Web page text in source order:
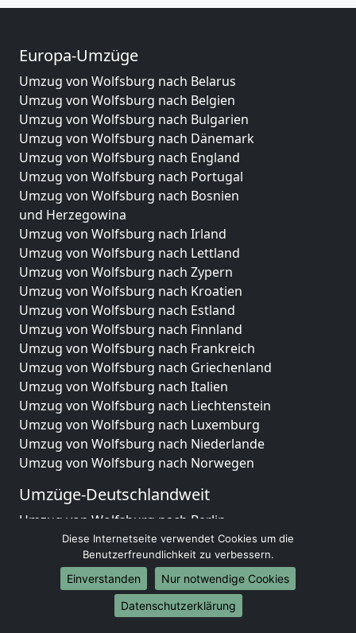
Europa-Umzüge
Umzug von Wolfsburg nach Belarus
Umzug von Wolfsburg nach Belgien
Umzug von Wolfsburg nach Bulgarien
Umzug von Wolfsburg nach Dänemark
Umzug von Wolfsburg nach England
Umzug von Wolfsburg nach Portugal
Umzug von Wolfsburg nach Bosnien
und Herzegowina
Umzug von Wolfsburg nach Irland
Umzug von Wolfsburg nach Lettland
Umzug von Wolfsburg nach Zypern
Umzug von Wolfsburg nach Kroatien
Umzug von Wolfsburg nach Estland
Umzug von Wolfsburg nach Finnland
Umzug von Wolfsburg nach Frankreich
Umzug von Wolfsburg nach Griechenland
Umzug von Wolfsburg nach Italien
Umzug von Wolfsburg nach Liechtenstein
Umzug von Wolfsburg nach Luxemburg
Umzug von Wolfsburg nach Niederlande
Umzug von Wolfsburg nach Norwegen
Umzüge-Deutschlandweit
Umzug von Wolfsburg nach Berlin
Umzug von Wolfsburg nach Hamburg
Umzug von Wolfsburg nach München
Umzug von Wolfsburg nach Köln
Umzug von Wolfsburg nach Frankfurt am Main
Umzug von Wolfsburg nach Stuttgart
Diese Internetseite verwendet Cookies um die
Benutzerfreundlichkeit zu verbessern.
Einverstanden
Nur notwendige Cookies
Datenschutzerklärung